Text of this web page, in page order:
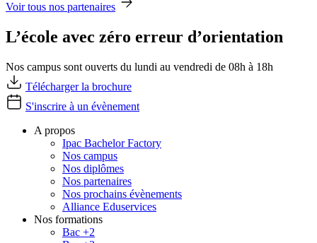
Voir tous nos partenaires
L’école avec zéro erreur d’orientation
Nos campus sont ouverts du lundi au vendredi de 08h à 18h
Télécharger la brochure
S'inscrire à un évènement
A propos
Ipac Bachelor Factory
Nos campus
Nos diplômes
Nos partenaires
Nos prochains évènements
Alliance Eduservices
Nos formations
Bac +2